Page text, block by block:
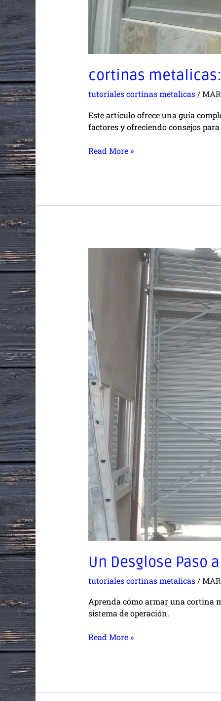
cortinas
tutoriales cortinas metalicas/
Este artículo ofrece una guía
factores y ofreciendo consejos
Read More »
Un Desglose Paso
tutoriales cortinas metalicas/
Aprenda cómo armar una cortina
sistema de operación.
Paso
para
Armar
Cortinas
Metálicas
en
México
Read More »